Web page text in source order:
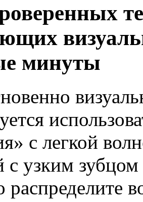
минуты
с легкой
с узким
распределите